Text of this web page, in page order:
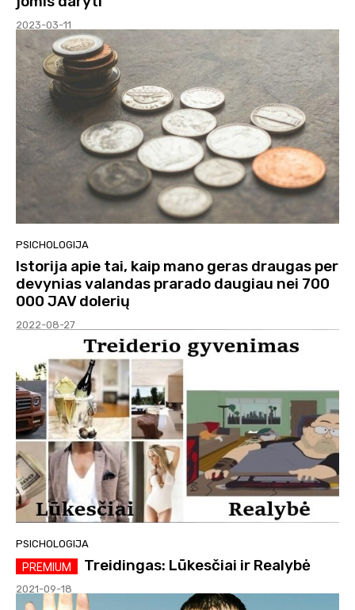
2023-03-11
PSICHOLOGIJA
Istorija apie tai, kaip mano geras draugas per
devynias valandas prarado daugiau nei 700
000 JAV dolerių
2022-08-27
PSICHOLOGIJA
Treidingas: Lūkesčiai ir Realybė
2021-09-18